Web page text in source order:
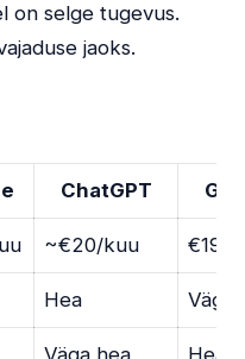
on selge tugevus.
jaoks.
ChatGPT
~€20/kuu
Hea Väga